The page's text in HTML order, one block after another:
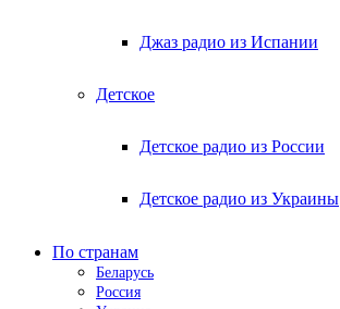
Джаз радио из Испании
Детское
Детское радио из России
Детское радио из Украины
По странам
Беларусь
Россия